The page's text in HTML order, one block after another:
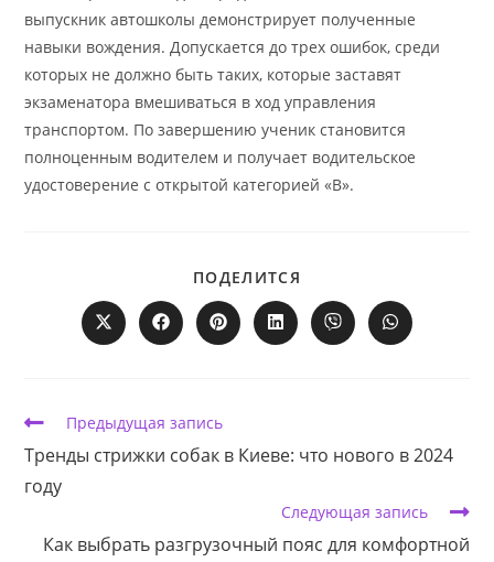
выпускник автошколы демонстрирует полученные
навыки вождения. Допускается до трех ошибок, среди
которых не должно быть таких, которые заставят
экзаменатора вмешиваться в ход управления
транспортом. По завершению ученик становится
полноценным водителем и получает водительское
удостоверение с открытой категорией «В».
ПОДЕЛИТСЯ
ЭТИМ
КОНТЕНТОМ
Открывается
в
Открывается
в
Открывается
в
Открывается
в
Открывается
в
Открывается
в
Еще
Предыдущая запись
Тренды стрижки собак в Киеве: что нового в 2024
году
Следующая запись
Как выбрать разгрузочный пояс для комфортной